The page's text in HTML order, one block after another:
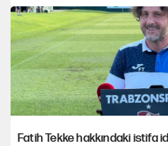
Fatih Tekke hakkındaki istifa